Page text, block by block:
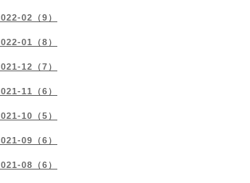
02（9）
01（8）
12（7）
11（6）
10（5）
09（6）
08（6）